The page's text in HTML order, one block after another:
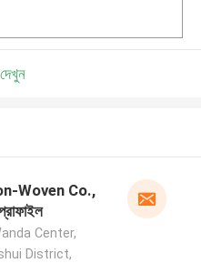
Woven Co.,
Center,
District,